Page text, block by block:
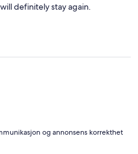
definitely stay again.
og annonsens korrekthet